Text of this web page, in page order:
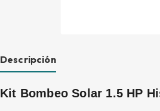
Descripción
Kit Bombeo Solar 1.5 HP